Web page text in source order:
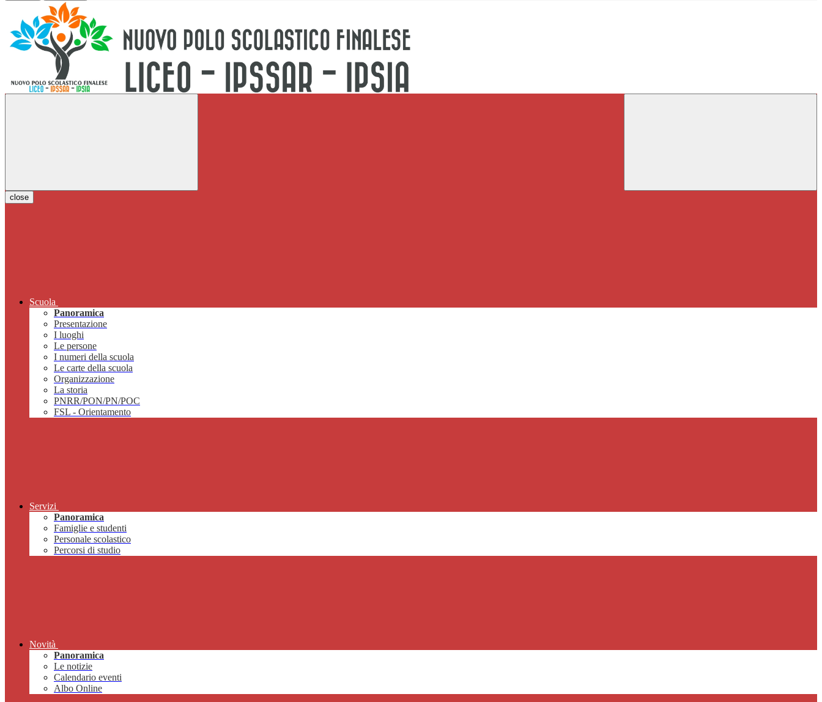
close
Scuola
Panoramica
Presentazione
I luoghi
Le persone
I numeri della scuola
Le carte della scuola
Organizzazione
La storia
PNRR/PON/PN/POC
FSL - Orientamento
Servizi
Panoramica
Famiglie e studenti
Personale scolastico
Percorsi di studio
Novità
Panoramica
Le notizie
Calendario eventi
Albo Online